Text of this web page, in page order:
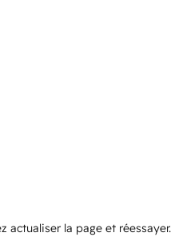
actualiser la page et réessayer.